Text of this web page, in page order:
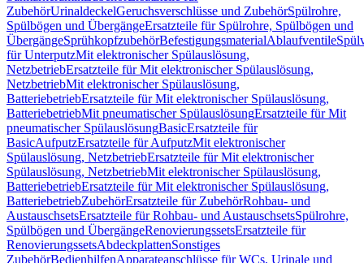
ZubehörUrinaldeckelGeruchsverschlüsse und ZubehörSpülrohre,
Spülbögen und ÜbergängeErsatzteile für Spülrohre, Spülbögen und
ÜbergängeSprühkopfzubehörBefestigungsmaterialAblaufventile
für UnterputzMit elektronischer Spülauslösung,
NetzbetriebErsatzteile für Mit elektronischer Spülauslösung,
NetzbetriebMit elektronischer Spülauslösung,
BatteriebetriebErsatzteile für Mit elektronischer Spülauslösung,
BatteriebetriebMit pneumatischer SpülauslösungErsatzteile für Mit
pneumatischer SpülauslösungBasicErsatzteile für
BasicAufputzErsatzteile für AufputzMit elektronischer
Spülauslösung, NetzbetriebErsatzteile für Mit elektronischer
Spülauslösung, NetzbetriebMit elektronischer Spülauslösung,
BatteriebetriebErsatzteile für Mit elektronischer Spülauslösung,
BatteriebetriebZubehörErsatzteile für ZubehörRohbau- und
AustauschsetsErsatzteile für Rohbau- und AustauschsetsSpülrohre,
Spülbögen und ÜbergängeRenovierungssetsErsatzteile für
RenovierungssetsAbdeckplattenSonstiges
ZubehörBedienhilfenApparateanschlüsse für WCs, Urinale und